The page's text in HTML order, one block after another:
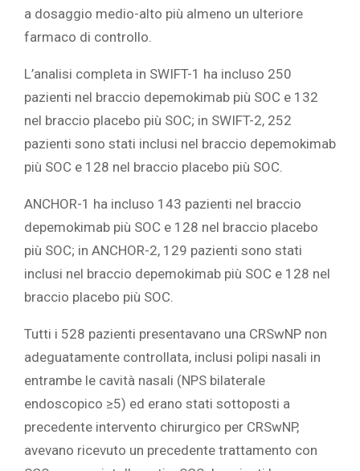
a dosaggio medio-alto più almeno un ulteriore
farmaco di controllo.
L’analisi completa in SWIFT-1 ha incluso 250
pazienti nel braccio depemokimab più SOC e 132
nel braccio placebo più SOC; in SWIFT-2, 252
pazienti sono stati inclusi nel braccio depemokimab
più SOC e 128 nel braccio placebo più SOC.
ANCHOR-1 ha incluso 143 pazienti nel braccio
depemokimab più SOC e 128 nel braccio placebo
più SOC; in ANCHOR-2, 129 pazienti sono stati
inclusi nel braccio depemokimab più SOC e 128 nel
braccio placebo più SOC.
Tutti i 528 pazienti presentavano una CRSwNP non
adeguatamente controllata, inclusi polipi nasali in
entrambe le cavità nasali (NPS bilaterale
endoscopico ≥5) ed erano stati sottoposti a
precedente intervento chirurgico per CRSwNP,
avevano ricevuto un precedente trattamento con